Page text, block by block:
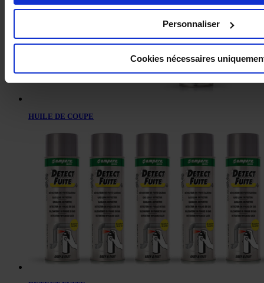
Personnaliser
Cookies nécessaires
HUILE DE COUPE